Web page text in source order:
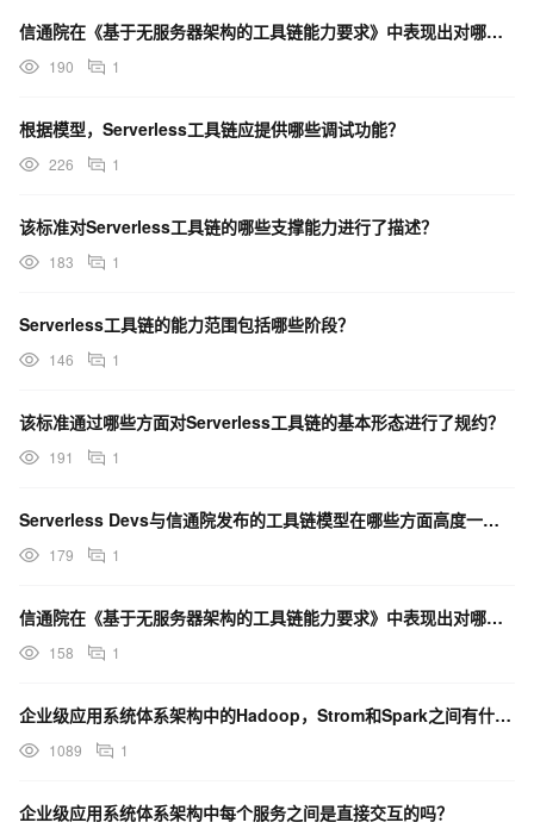
信通院在《基于无服务器架构的工具链能力要求》中表现出对哪方面的重视？
190 1
根据模型，Serverless工具链应提供哪些调试功能？
226 1
该标准对Serverless工具链的哪些支撑能力进行了描述？
183 1
Serverless工具链的能力范围包括哪些阶段？
146 1
该标准通过哪些方面对Serverless工具链的基本形态进行了规约？
191 1
Serverless Devs与信通院发布的工具链模型在哪些方面高度一致？
179 1
信通院在《基于无服务器架构的工具链能力要求》中表现出对哪方面的重视？
158 1
企业级应用系统体系架构中的Hadoop，Strom和Spark之间有什么关系吗？
1089 1
企业级应用系统体系架构中每个服务之间是直接交互的吗？